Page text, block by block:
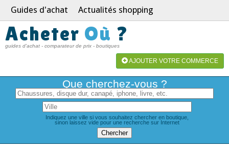
Guides d'achat Actualités shopping
Acheter Où ?
guides d'achat - comparateur de prix - boutiques
AJOUTER VOTRE COMMERCE
Que cherchez-vous ?
Indiquez une ville si vous souhaitez chercher en boutique,
sinon laissez vide pour une recherche sur Internet